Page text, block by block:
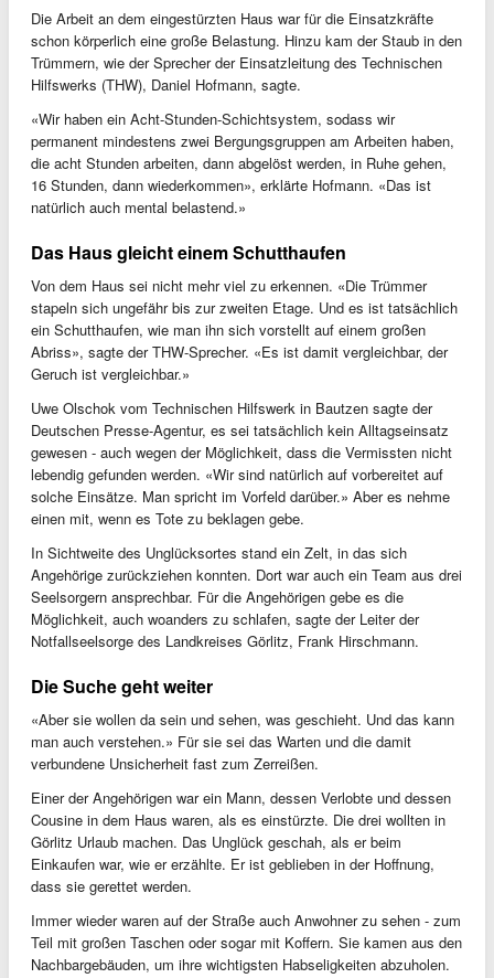
Die Arbeit an dem eingestürzten Haus war für die Einsatzkräfte
schon körperlich eine große Belastung. Hinzu kam der Staub in den
Trümmern, wie der Sprecher der Einsatzleitung des Technischen
Hilfswerks (THW), Daniel Hofmann, sagte.
«Wir haben ein Acht-Stunden-Schichtsystem, sodass wir
permanent mindestens zwei Bergungsgruppen am Arbeiten haben,
die acht Stunden arbeiten, dann abgelöst werden, in Ruhe gehen,
16 Stunden, dann wiederkommen», erklärte Hofmann. «Das ist
natürlich auch mental belastend.»
Das Haus gleicht einem Schutthaufen
Von dem Haus sei nicht mehr viel zu erkennen. «Die Trümmer
stapeln sich ungefähr bis zur zweiten Etage. Und es ist tatsächlich
ein Schutthaufen, wie man ihn sich vorstellt auf einem großen
Abriss», sagte der THW-Sprecher. «Es ist damit vergleichbar, der
Geruch ist vergleichbar.»
Uwe Olschok vom Technischen Hilfswerk in Bautzen sagte der
Deutschen Presse-Agentur, es sei tatsächlich kein Alltagseinsatz
gewesen - auch wegen der Möglichkeit, dass die Vermissten nicht
lebendig gefunden werden. «Wir sind natürlich auf vorbereitet auf
solche Einsätze. Man spricht im Vorfeld darüber.» Aber es nehme
einen mit, wenn es Tote zu beklagen gebe.
In Sichtweite des Unglücksortes stand ein Zelt, in das sich
Angehörige zurückziehen konnten. Dort war auch ein Team aus drei
Seelsorgern ansprechbar. Für die Angehörigen gebe es die
Möglichkeit, auch woanders zu schlafen, sagte der Leiter der
Notfallseelsorge des Landkreises Görlitz, Frank Hirschmann.
Die Suche geht weiter
«Aber sie wollen da sein und sehen, was geschieht. Und das kann
man auch verstehen.» Für sie sei das Warten und die damit
verbundene Unsicherheit fast zum Zerreißen.
Einer der Angehörigen war ein Mann, dessen Verlobte und dessen
Cousine in dem Haus waren, als es einstürzte. Die drei wollten in
Görlitz Urlaub machen. Das Unglück geschah, als er beim
Einkaufen war, wie er erzählte. Er ist geblieben in der Hoffnung,
dass sie gerettet werden.
Immer wieder waren auf der Straße auch Anwohner zu sehen - zum
Teil mit großen Taschen oder sogar mit Koffern. Sie kamen aus den
Nachbargebäuden, um ihre wichtigsten Habseligkeiten abzuholen.